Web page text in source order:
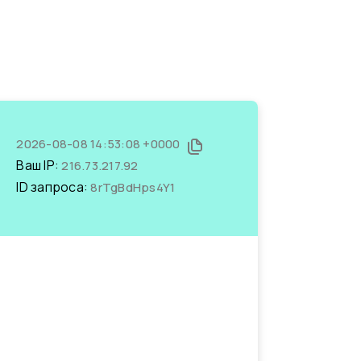
2026-08-08 14:53:08 +0000
Ваш IP:216.73.217.92
ID запроса:8rTgBdHps4Y1